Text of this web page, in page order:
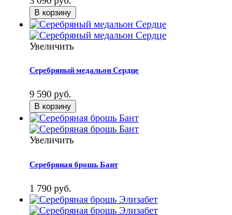
Увеличить
Серебряный медальон Сердце
9 590 руб.
Увеличить
Серебряная брошь Бант
1 790 руб.